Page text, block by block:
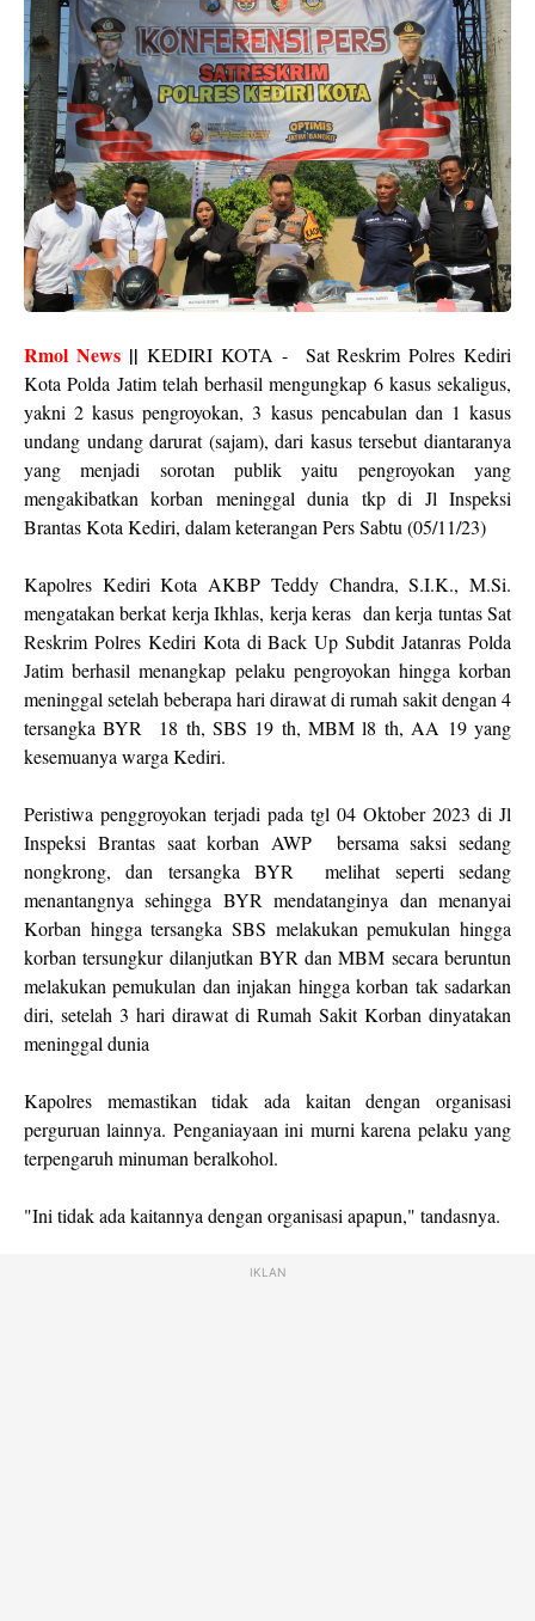
Rmol News||KEDIRI KOTA - Sat Reskrim Polres Kediri
Kota Polda Jatim telah berhasil mengungkap 6 kasus sekaligus,
yakni 2 kasus pengroyokan, 3 kasus pencabulan dan 1 kasus
undang undang darurat (sajam), dari kasus tersebut diantaranya
yang menjadi sorotan publik yaitu pengroyokan yang
mengakibatkan korban meninggal dunia tkp di Jl Inspeksi
Brantas Kota Kediri, dalam keterangan Pers Sabtu (05/11/23)
Kapolres Kediri Kota AKBP Teddy Chandra, S.I.K., M.Si.
mengatakan berkat kerja Ikhlas, kerja keras dan kerja tuntas Sat
Reskrim Polres Kediri Kota di Back Up Subdit Jatanras Polda
Jatim berhasil menangkap pelaku pengroyokan hingga korban
meninggal setelah beberapa hari dirawat di rumah sakit dengan 4
tersangka BYR 18 th, SBS 19 th, MBM l8 th, AA 19 yang
kesemuanya warga Kediri.
Peristiwa penggroyokan terjadi pada tgl 04 Oktober 2023 di Jl
Inspeksi Brantas saat korban AWP bersama saksi sedang
nongkrong, dan tersangka BYR melihat seperti sedang
menantangnya sehingga BYR mendatanginya dan menanyai
Korban hingga tersangka SBS melakukan pemukulan hingga
korban tersungkur dilanjutkan BYR dan MBM secara beruntun
melakukan pemukulan dan injakan hingga korban tak sadarkan
diri, setelah 3 hari dirawat di Rumah Sakit Korban dinyatakan
meninggal dunia
Kapolres memastikan tidak ada kaitan dengan organisasi
perguruan lainnya. Penganiayaan ini murni karena pelaku yang
terpengaruh minuman beralkohol.
"Ini tidak ada kaitannya dengan organisasi apapun," tandasnya.
IKLAN